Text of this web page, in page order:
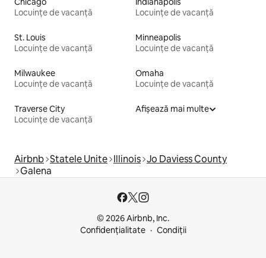
Locuințe de vacanță
Locuințe de vacanță
St. Louis
Locuințe de vacanță
Minneapolis
Locuințe de vacanță
Milwaukee
Locuințe de vacanță
Omaha
Locuințe de vacanță
Traverse City
Locuințe de vacanță
Afișează mai multe
Airbnb Statele Unite Illinois Jo Daviess County
Galena
© 2026 Airbnb, Inc.
Confidențialitate
Condiții